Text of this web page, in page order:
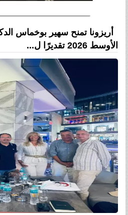
أريزونا تمنح سهير بوخماس
الأوسط 2026 تقديرًا ل...